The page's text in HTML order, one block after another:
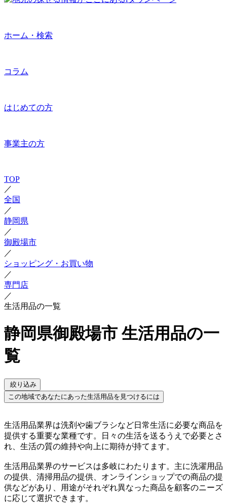
ホーム・検索
コラム
はじめての方
事業主の方
TOP
／
全国
／
静岡県
／
御殿場市
／
ショッピング・お買い物
／
専門店
／
生活用品の一覧
静岡県御殿場市 生活用品の一
覧
絞り込み
この地域であなたにあった生活用品を見つけるには
生活用品業界は洗剤や歯ブラシなど日常生活に必要な商品を
提供する重要な業種です。日々の生活を送るうえで必要とさ
れ、生活の質の維持や向上に期待が持てます。
生活用品業界のサービスは多岐にわたります。主に洗濯用品
の提供、清掃用品の提供、オンラインショップでの商品の提
供などがあり、用途がそれぞれ異なった商品を顧客のニーズ
に応じて選択できます。